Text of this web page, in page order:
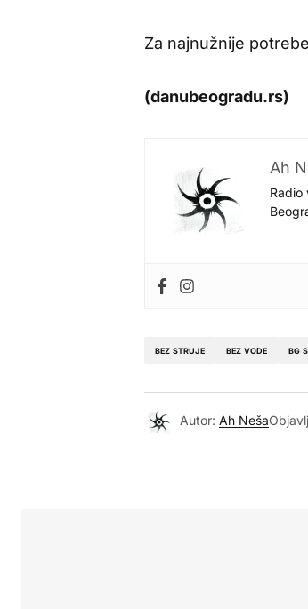
Za najnužnije
(danubeogradu.rs)
Ah
Radio
BEZ STRUJE BEZ VODE BG
Autor: Ah Neša